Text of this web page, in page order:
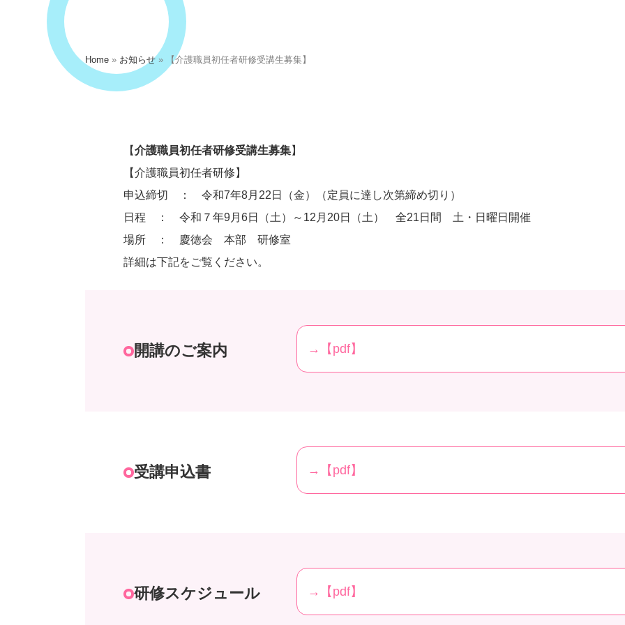
Home » お知らせ» 【介護職員初任者研修受講生募集】
【介護職員初任者研修受講生募集】
【介護職員初任者研修】
申込締切 ： 令和7年8月22日（金）（定員に達し次第締め切り）
日程 ： 令和７年9月6日（土）～12月20日（土） 全21日間 土・日曜日開催
場所 ： 慶徳会 本部 研修室
詳細は下記をご覧ください。
開講のご案内 【pdf】
受講申込書 【pdf】
研修スケジュール 【pdf】